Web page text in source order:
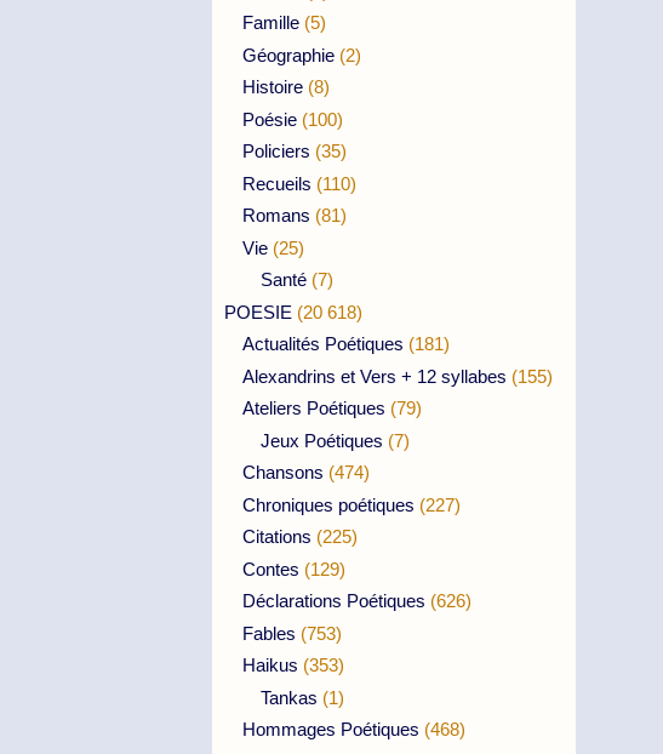
Famille (5)
Géographie (2)
Histoire (8)
Poésie (100)
Policiers (35)
Recueils (110)
Romans (81)
Vie (25)
Santé (7)
POESIE (20 618)
Actualités Poétiques (181)
Alexandrins et Vers + 12 syllabes (155)
Ateliers Poétiques (79)
Jeux Poétiques (7)
Chansons (474)
Chroniques poétiques (227)
Citations (225)
Contes (129)
Déclarations Poétiques (626)
Fables (753)
Haikus (353)
Tankas (1)
Hommages Poétiques (468)